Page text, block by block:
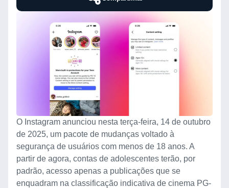
O Instagram anunciou nesta terça-feira, 14 de outubro
de 2025, um pacote de mudanças voltado à
segurança de usuários com menos de 18 anos. A
partir de agora, contas de adolescentes terão, por
padrão, acesso apenas a publicações que se
enquadram na classificação indicativa de cinema PG-